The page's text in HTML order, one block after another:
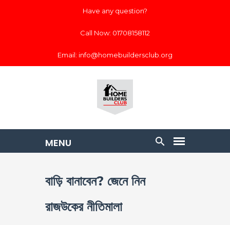
Have any question?
Call Now: 01708158112
Email: info@homebuildersclub.org
বাড়ি বানাবেন? জেনে নিন
রাজউকের নীতিমালা